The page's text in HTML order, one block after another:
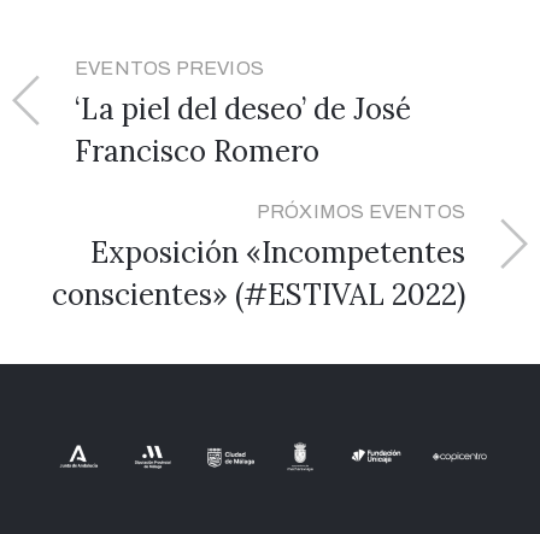
EVENTOS PREVIOS
‘La piel del deseo’ de José
Francisco Romero
PRÓXIMOS EVENTOS
Exposición «Incompetentes
conscientes» (#ESTIVAL 2022)